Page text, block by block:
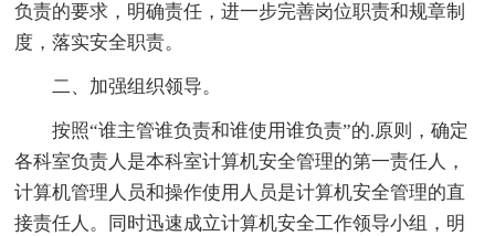
负责的要求，明确责任，进一步完善岗位职责和规章制
度，落实安全职责。
二、加强组织领导。
按照“谁主管谁负责和谁使用谁负责”的.原则，确定
各科室负责人是本科室计算机安全管理的第一责任人，
计算机管理人员和操作使用人员是计算机安全管理的直
接责任人。同时迅速成立计算机安全工作领导小组，明